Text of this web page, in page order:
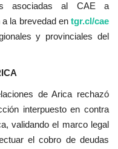
asociadas al CAE a
la brevedad en tgr.cl/cae
y provinciales del
de Arica rechazó
interpuesto en contra
validando el marco legal
el cobro de deudas